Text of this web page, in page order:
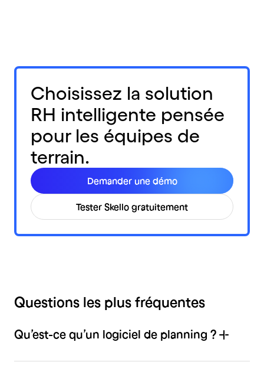
Choisissez la solution
RH intelligente pensée
pour les équipes de
terrain.
Demander une démo
Tester Skello gratuitement
Questions les plus fréquentes
Qu’est-ce qu’un logiciel de planning ?